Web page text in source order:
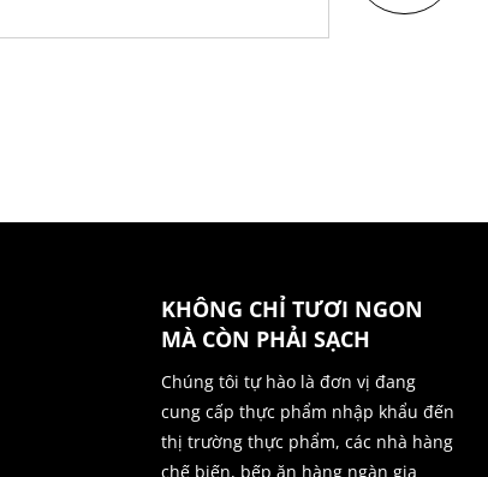
KHÔNG CHỈ TƯƠI NGON
MÀ CÒN PHẢI SẠCH
Chúng tôi tự hào là đơn vị đang
cung cấp thực phẩm nhập khẩu đến
thị trường thực phẩm, các nhà hàng
chế biến, bếp ăn hàng ngàn gia